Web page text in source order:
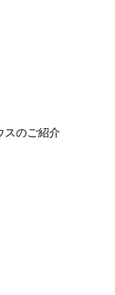
スのご紹介